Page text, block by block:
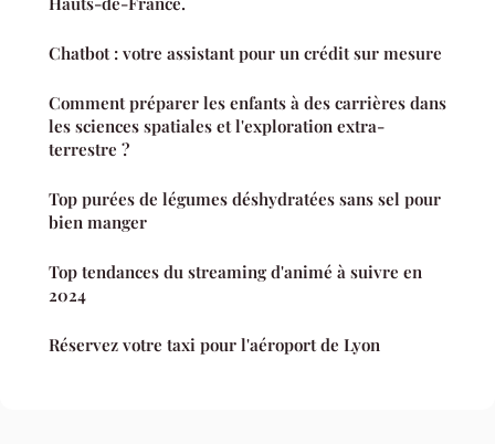
Chatbot : votre assistant pour un crédit sur mesure
Comment préparer les enfants à des carrières dans
les sciences spatiales et l'exploration extra-
terrestre ?
Top purées de légumes déshydratées sans sel pour
bien manger
Top tendances du streaming d'animé à suivre en
2024
Réservez votre taxi pour l'aéroport de Lyon